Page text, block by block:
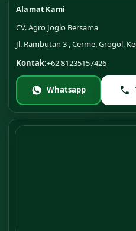
Alamat Kami
CV. Agro Joglo Bersama
Jl. Rambutan 3 , Cerme, Grogol,
Kontak:+62 81235157426
Whatsapp